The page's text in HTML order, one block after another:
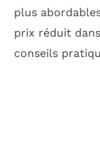
plus
prix réduit
conseils